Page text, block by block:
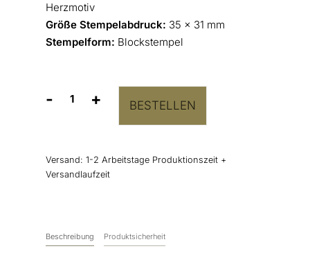
Herzmotiv
Größe Stempelabdruck: 35 x 31 mm
Stempelform: Blockstempel
-
Stempel
Liebe
drin"
+ BESTELLEN
Versand: 1-2 Arbeitstage Produktionszeit +
Versandlaufzeit
Beschreibung Produktsicherheit